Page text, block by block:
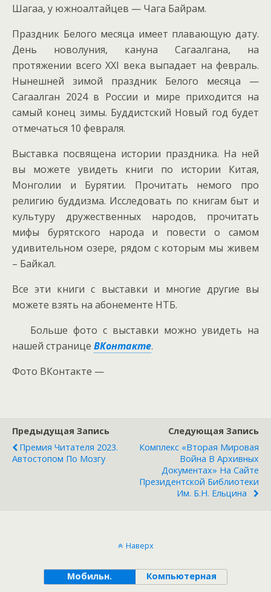
Шагаа, у южноалтайцев — Чага Байрам.
Праздник Белого месяца имеет плавающую дату.
День новолуния, кануна Сагаалгана, на
протяжении всего XXI века выпадает на февраль.
Нынешней зимой праздник Белого месяца —
Сагаалган 2024 в России и мире приходится на
самый конец зимы. Буддистский Новый год будет
отмечаться 10 февраля.
Выставка посвящена истории праздника. На ней
вы можете увидеть книги по истории Китая,
Монголии и Бурятии. Прочитать немого про
религию буддизма. Исследовать по книгам быт и
культуру дружественных народов, прочитать
мифы бурятского народа и повести о самом
удивительном озере, рядом с которым мы живем
– Байкал.
Все эти книги с выставки и многие другие вы
можете взять на абонементе НТБ.
Больше фото с выставки можно увидеть на
нашей странице ВКонтакте.
Фото ВКонтакте —
Предыдущая Запись
Премия Читателя 2023.
Автостопом По Мозгу
Следующая Запись
Комплекс «Вторая Мировая
Война В Архивных
Документах» На Сайте
Президентской Библиотеки
Им. Б.Н. Ельцина
Наверх
Мобильн. Компьютерная